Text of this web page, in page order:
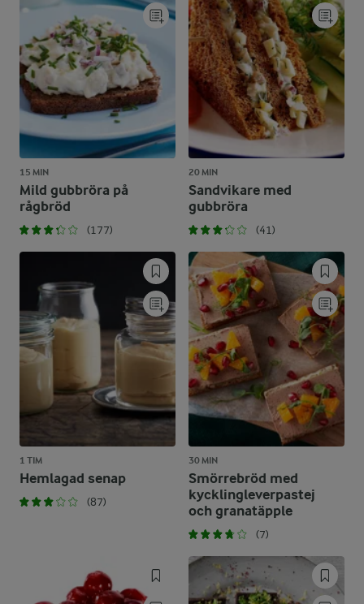
15 MIN
Mild gubbröra på
rågbröd
(177)
20 MIN
Sandvikare med
gubbröra
(41)
1 TIM
Hemlagad senap
(87)
30 MIN
Smörrebröd med
kycklingleverpastej
och granatäpple
(7)